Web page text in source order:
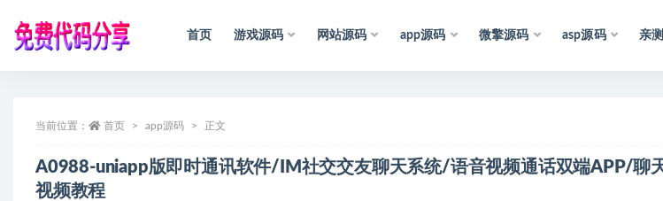
首页 游戏源码 网站源码 app源码 微擎源码 asp源码 亲
当前位置： 首页 app源码 正文
A0988-uniapp版即时通讯软件/IM社交交友聊天系统/语音视频通话双端APP/聊
视频教程